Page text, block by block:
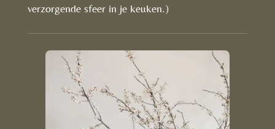
verzorgende sfeer in je keuken.)